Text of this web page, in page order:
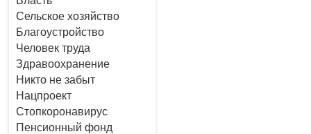
Сельское хозяйство
Благоустройство
Человек труда
Здравоохранение
Никто не забыт
Нацпроект
Стопкоронавирус
Пенсионный фонд